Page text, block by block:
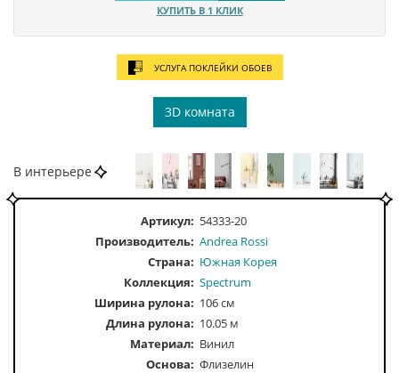
КУПИТЬ В 1 КЛИК
УСЛУГА ПОКЛЕЙКИ ОБОЕВ
3D комната
В интерьере
Артикул: 54333-20
Производитель: Andrea Rossi
Страна: Южная Корея
Коллекция: Spectrum
Ширина рулона: 106 см
Длина рулона: 10.05 м
Материал: Винил
Основа: Флизелин